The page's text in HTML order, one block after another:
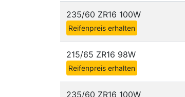
235/60 ZR16 100W
Reifenpreis erhalten
215/65 ZR16 98W
Reifenpreis erhalten
235/60 ZR16 100W